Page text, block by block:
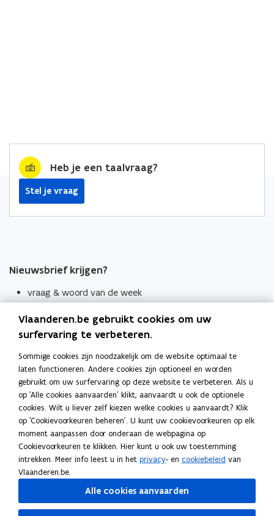
Heb je een taalvraag?
Stel je vraag
Nieuwsbrief krijgen?
vraag & woord van de week
Schrijf je in
Thema's
Taaladviezen
Spellingregels
Tips voor duidelijke taal
Bekijk ook
Spellingtests
Boek- en webwijzer
Vlaanderen.be gebruikt cookies om uw
surfervaring te verbeteren.
Sommige cookies zijn noodzakelijk om de website optimaal te
laten functioneren. Andere cookies zijn optioneel en worden
gebruikt om uw surfervaring op deze website te verbeteren. Als u
op 'Alle cookies aanvaarden' klikt, aanvaardt u ook de optionele
cookies. Wilt u liever zelf kiezen welke cookies u aanvaardt? Klik
op 'Cookievoorkeuren beheren'. U kunt uw cookievoorkeuren op elk
moment aanpassen door onderaan de webpagina op
Cookievoorkeuren te klikken. Hier kunt u ook uw toestemming
intrekken. Meer info leest u in het privacy- en cookiebeleid van
Vlaanderen.be.
Alle cookies aanvaarden